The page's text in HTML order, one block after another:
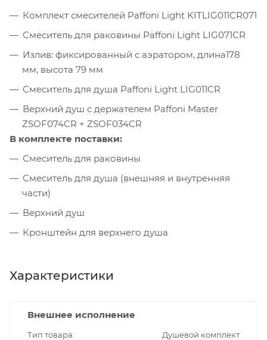
Комплект смесителей Paffoni Light KITLIG011CR071
Смеситель для раковины Paffoni Light LIG071CR
Излив: фиксированный с аэратором, длина178
мм, высота 79 мм
Смеситель для душа Paffoni Light LIG011CR
Верхний душ с держателем Paffoni Master
ZSOF074CR + ZSOF034CR
В комплекте поставки:
Смеситель для раковины
Смеситель для душа (внешняя и внутренняя
части)
Верхний душ
Кронштейн для верхнего душа
Характеристики
Внешнее исполнение
Тип товара Душевой комплект